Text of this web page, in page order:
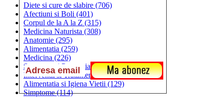
Diete si cure de slabire (706)
Afectiuni si Boli (401)
Corpul de la A la Z (315)
Medicina Naturista (308)
Anatomie (295)
Alimentatia (259)
Medicina (226)
Sanatatea si Preventia(170)
Interventii si Tratamente(167)
Alimentatia si Igiena Vietii (129)
Simptome(114)